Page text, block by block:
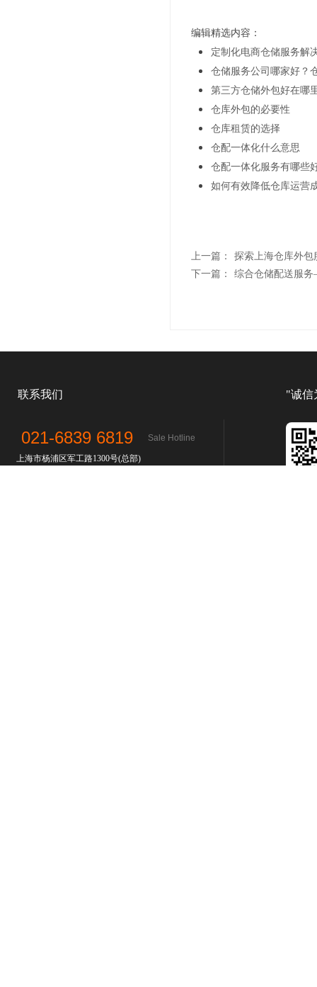
编辑精选内容：
定制化电商仓储服务解
仓储服务公司哪家好？
第三方仓储外包好在哪
仓库外包的必要性
仓库租赁的选择
仓配一体化什么意思
仓配一体化服务有哪些
如何有效降低仓库运营
上一篇：
探索上海仓库外包
下一篇：
综合仓储配送服
021-6839 6819
上海市杨浦区军工路1300号(总部)
联系我们
Sale Hotline
"诚信